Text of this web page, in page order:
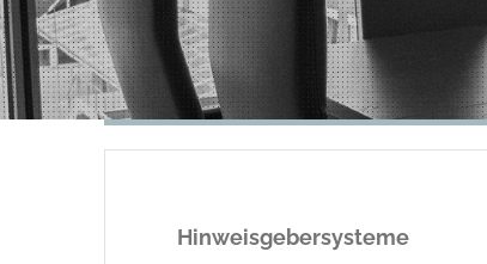
Hinweisgebersysteme